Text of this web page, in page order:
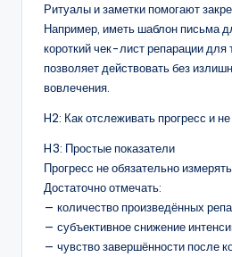
Ритуалы и заметки помогают
Например, иметь шаблон письма
короткий чек-лист репарации для
позволяет действовать без
вовлечения.
H2: Как отслеживать прогресс и
H3: Простые показатели
Прогресс не обязательно
Достаточно отмечать:
— количество произведённых
— субъективное снижение
— чувство завершённости после